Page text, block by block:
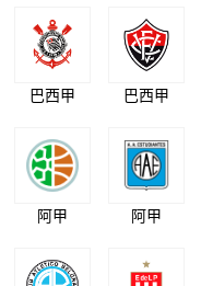
巴西甲 巴西甲
阿甲 阿甲